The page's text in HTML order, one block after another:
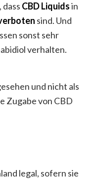
CBD Liquidsin
sind. Und
sonst sehr
verhalten.
und nicht als
Zugabe von CBD
legal, sofern sie